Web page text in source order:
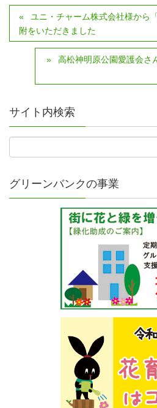
ユニ・チャーム株式会社様から
附をいただきました
高松神明原公園愛護会さ
サイト内検索
グリーンバンクの事業